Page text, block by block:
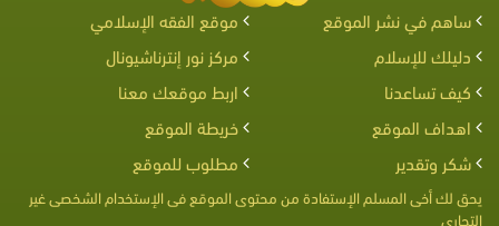
ساهم في نشر الموقع
موقع الفقه الإسلامي
دليلك للإسلام
مركز نور إنترناشيونال
كيف تساعدنا
اربط موقعك معنا
اهداف الموقع
خريطة الموقع
شكر وتقدير
مطلوب للموقع
يحق لك أخى المسلم الإستفادة من محتوى الموقع فى الإستخدام الشخصى غير
التجارى